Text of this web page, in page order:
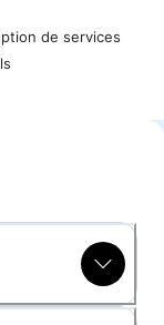
de services